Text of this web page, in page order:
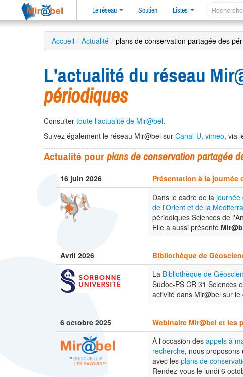
Le réseau Soutien Listes
Accueil / Actualité / plans de conservation partagée des
L'actualité du réseau
périodiques
Consulter toute l'actualité de Mir@bel.
Suivez également le réseau Mir@bel sur Canal-U, vimeo, via
Actualité pour plans de conservation partagée
16 juin 2026
Présentation à la
Dans le cadre de la journée
de l'Orient et de la
périodiques Sciences de
Elle a aussi présenté
Avril 2026
Bibliothèque de
La Bibliothèque de
Sudoc-PS CR 31 Sciences
activité dans Mir@bel sur
6 octobre 2025
Webinaire Mir@bel et
À l'occasion des appels à
recherche, nous
avec les plans de
Rendez-vous le lundi 6